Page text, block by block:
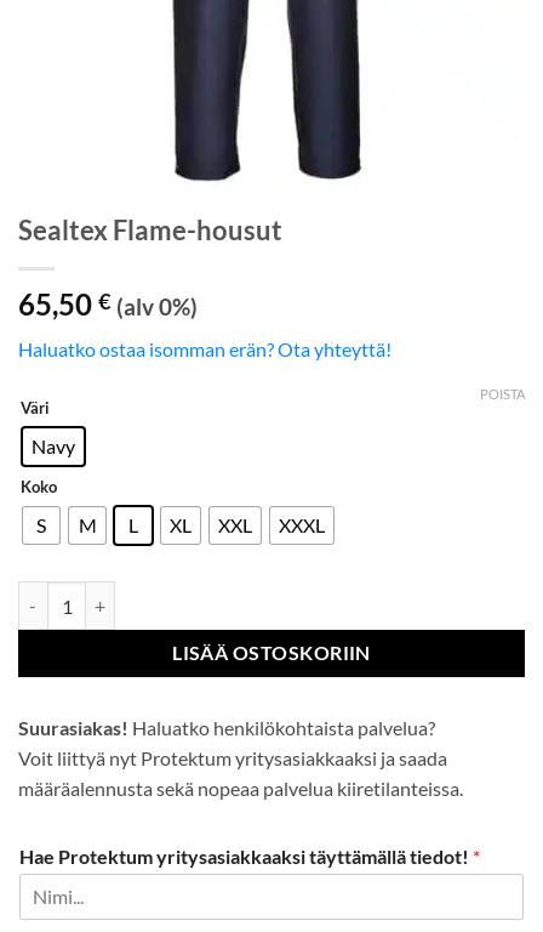
Sealtex Flame-housut
65,50 € (alv 0%)
Haluatko ostaa isomman erän? Ota yhteyttä!
Väri
Navy
Koko
S M L XL XXL XXXL
POISTA
LISÄÄ OSTOSKORIIN
Suurasiakas! Haluatko henkilökohtaista palvelua?
Voit liittyä nyt Protektum yritysasiakkaaksi ja saada
määräalennusta sekä nopeaa palvelua kiiretilanteissa.
Hae Protektum yritysasiakkaaksi täyttämällä tiedot! *